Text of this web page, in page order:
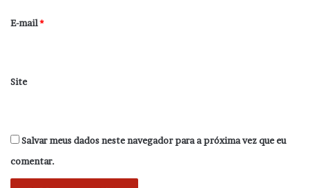
*
E-mail*
Site
Salvar meus dados neste navegador para a próxima vez que eu
comentar.